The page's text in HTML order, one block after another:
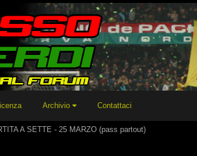
Archivio Contattaci
A SETTE - 25 MARZO (pass partout)